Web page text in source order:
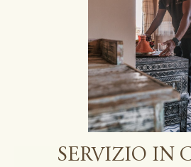
SERVIZIO IN